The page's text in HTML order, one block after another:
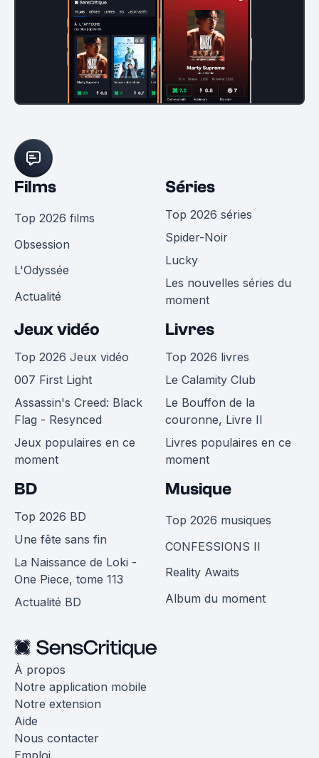
Films
Top 2026 films
Obsession
L'Odyssée
Actualité
Séries
Top 2026 séries
Spider-Noir
Lucky
Les nouvelles séries du
moment
Jeux vidéo
Top 2026 Jeux vidéo
007 First Light
Assassin's Creed: Black
Flag - Resynced
Jeux populaires en ce
moment
Livres
Top 2026 livres
Le Calamity Club
Le Bouffon de la
couronne, Livre II
Livres populaires en ce
moment
BD
Top 2026 BD
Une fête sans fin
La Naissance de Loki -
One Piece, tome 113
Actualité BD
Musique
Top 2026 musiques
CONFESSIONS II
Reality Awaits
Album du moment
À propos
Notre application mobile
Notre extension
Aide
Nous contacter
Emploi